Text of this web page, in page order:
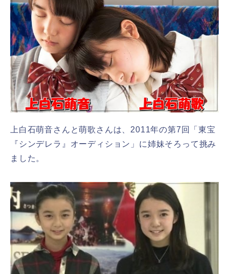
上白石萌音さんと萌歌さんは、2011年の第7回「東宝
『シンデレラ』オーディション」に姉妹そろって挑み
ました。